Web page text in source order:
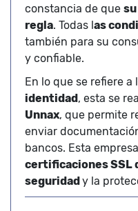
constancia de que
regla. Todas l as
también para su
y confiable.
En lo que se refiere a
identidad , esta se
Unnax, que permite
enviar
bancos. Esta
certificaciones SSL
seguridad y la